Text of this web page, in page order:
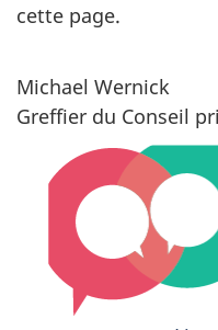
cette page.
Michael Wernick
Greffier du Conseil